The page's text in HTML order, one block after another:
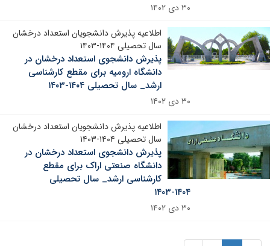
۳۰ دی ۱۴۰۲
اطلاعیه پذیرش دانشجویان استعداد درخشان
سال تحصیلی ۱۴۰۴-۱۴۰۳
پذیرش دانشجوی استعداد درخشان در
دانشگاه ارومیه برای مقطع کارشناسی
ارشد_ سال تحصیلی ۱۴۰۴-۱۴۰۳
۳۰ دی ۱۴۰۲
اطلاعیه پذیرش دانشجویان استعداد درخشان
سال تحصیلی ۱۴۰۴-۱۴۰۳
پذیرش دانشجوی استعداد درخشان در
دانشگاه صنعتی اراک برای مقطع
کارشناسی ارشد_ سال تحصیلی
۱۴۰۴-۱۴۰۳
۳۰ دی ۱۴۰۲